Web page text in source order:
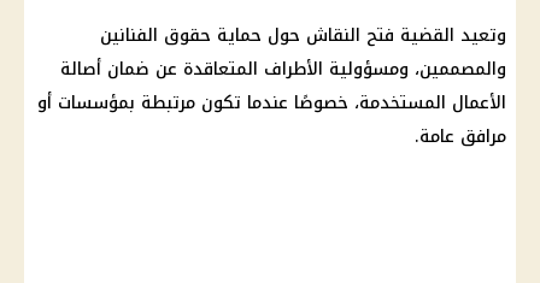
وتعيد القضية فتح النقاش حول حماية حقوق الفنانين
والمصممين، ومسؤولية الأطراف المتعاقدة عن ضمان أصالة
الأعمال المستخدمة، خصوصًا عندما تكون مرتبطة بمؤسسات أو
مرافق عامة.